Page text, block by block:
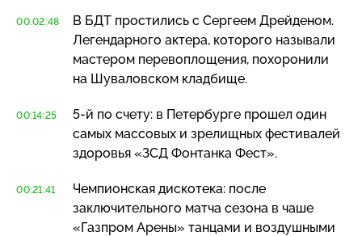
00:02:48
В БДТ простились с Сергеем Дрейденом.
Легендарного актера, которого называли
мастером перевоплощения, похоронили
на Шуваловском кладбище.
00:14:25 5-й по счету: в Петербурге прошел один
самых массовых и зрелищных фестивалей
здоровья «ЗСД Фонтанка Фест».
00:21:41
Чемпионская дискотека: после
заключительного матча сезона в чаше
«Газпром Арены» танцами и воздушными